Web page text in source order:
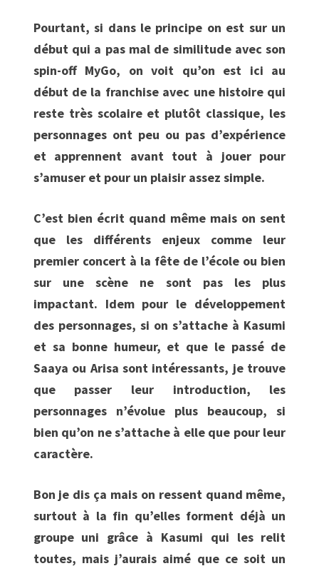
Pourtant, si dans le principe on est sur un
début qui a pas mal de similitude avec son
spin-off MyGo, on voit qu’on est ici au
début de la franchise avec une histoire qui
reste très scolaire et plutôt classique, les
personnages ont peu ou pas d’expérience
et apprennent avant tout à jouer pour
s’amuser et pour un plaisir assez simple.
C’est bien écrit quand même mais on sent
que les différents enjeux comme leur
premier concert à la fête de l’école ou bien
sur une scène ne sont pas les plus
impactant. Idem pour le développement
des personnages, si on s’attache à Kasumi
et sa bonne humeur, et que le passé de
Saaya ou Arisa sont intéressants, je trouve
que passer leur introduction, les
personnages n’évolue plus beaucoup, si
bien qu’on ne s’attache à elle que pour leur
caractère.
Bon je dis ça mais on ressent quand même,
surtout à la fin qu’elles forment déjà un
groupe uni grâce à Kasumi qui les relit
toutes, mais j’aurais aimé que ce soit un